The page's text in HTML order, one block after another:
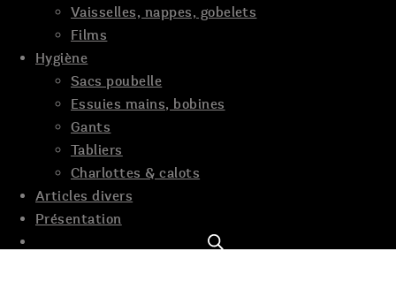
Vaisselles, nappes, gobelets
Films
Hygiène
Sacs poubelle
Essuies mains, bobines
Gants
Tabliers
Charlottes & calots
Articles divers
Présentation